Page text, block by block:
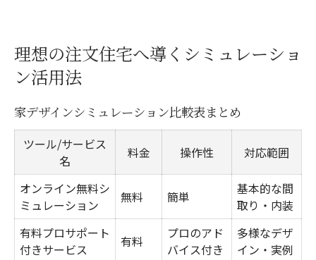
理想の注文住宅へ導くシミュレーショ
ン活用法
家デザインシミュレーション比較表まとめ
ツール/サービス
名
料金 操作性 対応範囲
オンライン無料シ
ミュレーション
無料 簡単
基本的な間
取り・内装
有料プロサポート
付きサービス
有料
プロのアド
バイス付き
多様なデザ
イン・実例